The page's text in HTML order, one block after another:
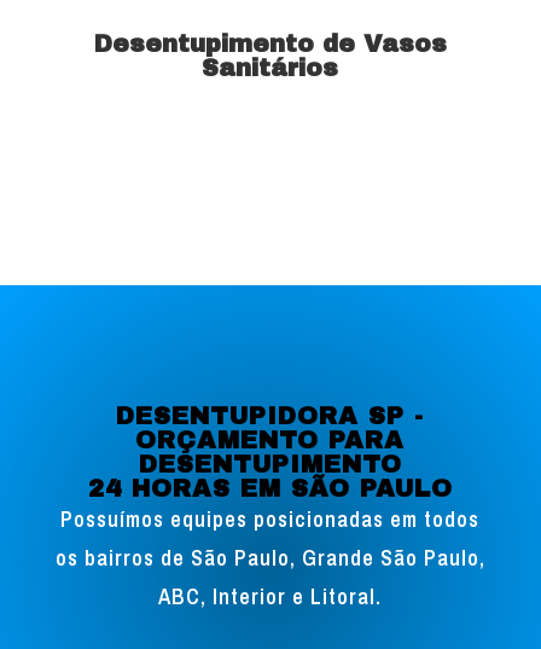
Desentupimento de Vasos
Sanitários
DESENTUPIDORA SP -
ORÇAMENTO PARA
DESENTUPIMENTO
24 HORAS EM SÃO PAULO
Possuímos equipes posicionadas em todos
os bairros de São Paulo, Grande São Paulo,
ABC, Interior e Litoral.